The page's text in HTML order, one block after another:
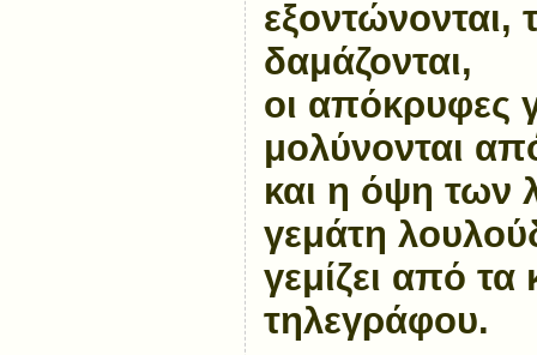
εξοντώνονται,
δαμάζονται,
οι απόκρυφες
μολύνονται
και η όψη των
γεμάτη
γεμίζει από
τηλεγράφου.